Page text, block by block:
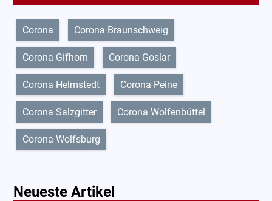
Corona Corona Braunschweig
Corona Gifhorn Corona Goslar
Corona Helmstedt Corona Peine
Corona Salzgitter Corona Wolfenbüttel
Corona Wolfsburg
Neueste Artikel